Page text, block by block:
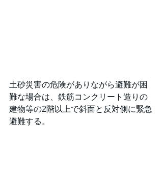
土砂災害の危険がありながら避難が困
難な場合は、鉄筋コンクリート造りの
建物等の2階以上で斜面と反対側に緊急
避難する。